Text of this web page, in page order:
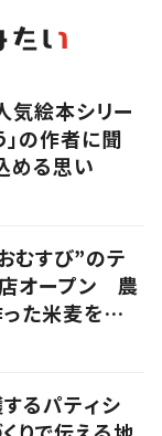
気絵本シリー
」の作者に聞
める思い
むすび”のテ
オープン 農
た米麦を使
るパティシ